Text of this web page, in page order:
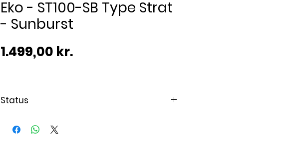
Eko - ST100-SB Type Strat
- Sunburst
1.499,00 kr.Pris
Status